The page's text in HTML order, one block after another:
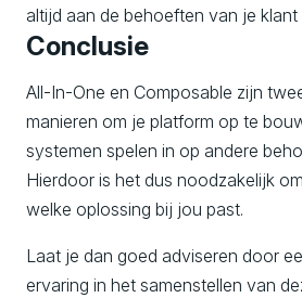
altijd aan de behoeften van je
Conclusie
All-In-One en Composable zijn
manieren om je platform op te
systemen spelen in op andere
Hierdoor is het dus noodzakelijk
welke oplossing bij jou past.
Laat je dan goed adviseren door
ervaring in het samenstellen van